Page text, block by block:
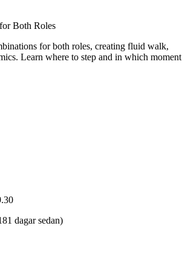
Both Roles
for both roles, creating fluid walk,
Learn where to step and in which moment
dagar sedan)